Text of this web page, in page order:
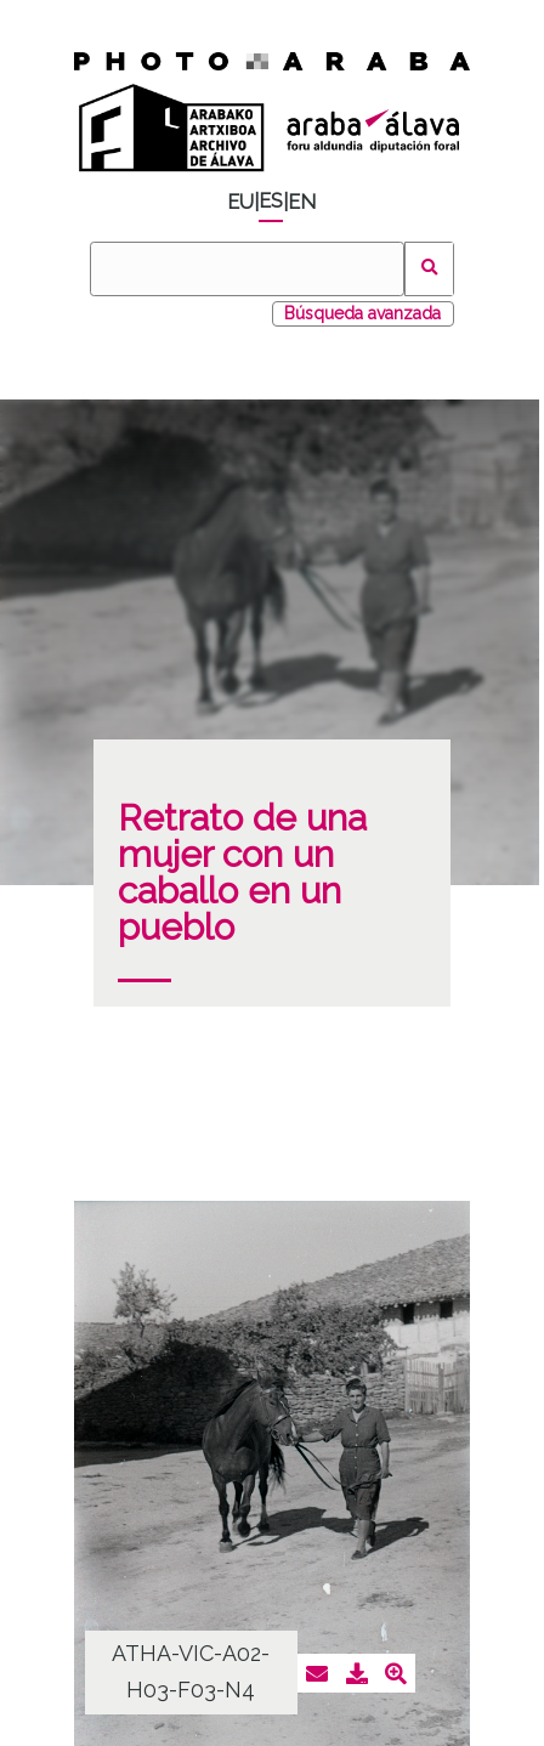
EU ES EN
Búsqueda avanzada
Retrato de una
mujer con un
caballo en un
pueblo
ATHA-VIC-A02-
H03-F03-N4